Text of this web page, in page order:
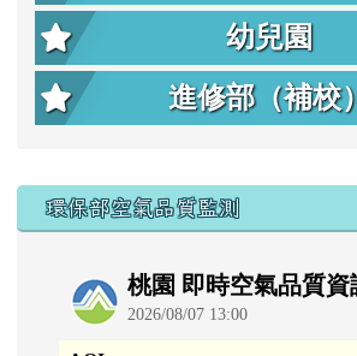
幼兒園
進修部（補校）
環保部空氣品質監測